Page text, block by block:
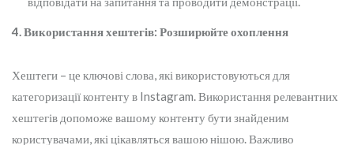
4. Використання хештегів: Розширюйте охоплення
Хештеги – це ключові слова, які використовуються для
категоризації контенту в Instagram. Використання релевантних
хештегів допоможе вашому контенту бути знайденим
користувачами, які цікавляться вашою нішою. Важливо